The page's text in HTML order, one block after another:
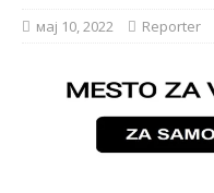
мај 10, 2022 Reporter